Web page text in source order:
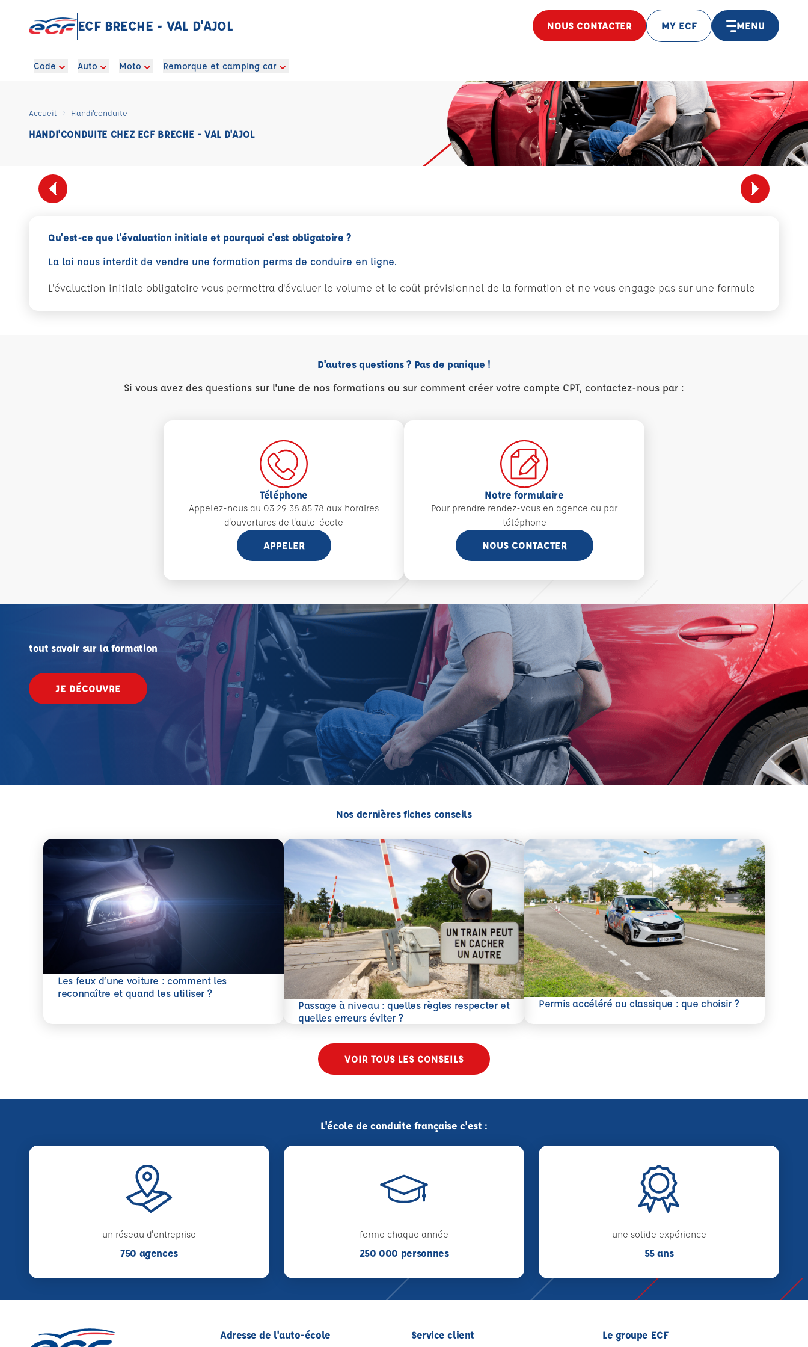
ECF BRECHE - VAL D'AJOL NOUS CONTACTER MY ECF MENU
Code Auto Moto Remorque et camping car
Accueil Handi'conduite
HANDI'CONDUITE CHEZ ECF BRECHE - VAL D'AJOL
Qu'est-ce que l'évaluation initiale et pourquoi c'est obligatoire ?
La loi nous interdit de vendre une formation perms de conduire en ligne.
L'évaluation initiale obligatoire vous permettra d'évaluer le volume et le coût prévisionnel de la formation et ne vous engage pas sur une formule
D'autres questions ? Pas de panique !
Si vous avez des questions sur l'une de nos formations ou sur comment créer votre compte CPT, contactez-nous par :
Téléphone
Appelez-nous au 03 29 38 85 78 aux horaires
d'ouvertures de l'auto-école
APPELER
Notre formulaire
Pour prendre rendez-vous en agence ou par
téléphone
NOUS CONTACTER
tout savoir sur la formation
JE DÉCOUVRE
Nos dernières fiches conseils
Les feux d’une voiture : comment les
reconnaître et quand les utiliser ?
En savoir plus
Passage à niveau : quelles règles respecter et
quelles erreurs éviter ?
En savoir plus
Permis accéléré ou classique : que choisir ?
En savoir plus
VOIR TOUS LES CONSEILS
L'école de conduite française c'est :
un réseau d'entreprise
750 agences
forme chaque année
250 000 personnes
une solide expérience
55 ans
Adresse de l'auto-école Service client Le groupe ECF